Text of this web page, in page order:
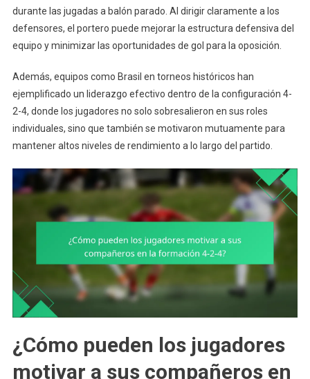
durante las jugadas a balón parado. Al dirigir claramente a los
defensores, el portero puede mejorar la estructura defensiva del
equipo y minimizar las oportunidades de gol para la oposición.
Además, equipos como Brasil en torneos históricos han
ejemplificado un liderazgo efectivo dentro de la configuración 4-
2-4, donde los jugadores no solo sobresalieron en sus roles
individuales, sino que también se motivaron mutuamente para
mantener altos niveles de rendimiento a lo largo del partido.
¿Cómo pueden los jugadores
motivar a sus compañeros en